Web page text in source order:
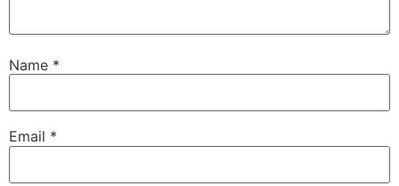
Name *
Email *